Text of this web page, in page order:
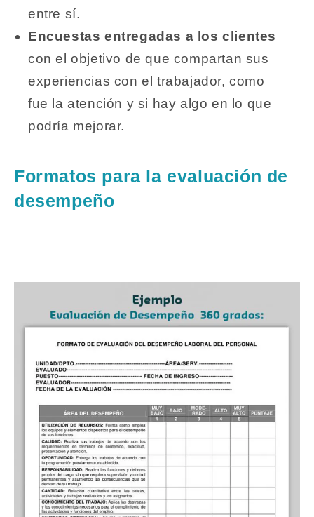
entre sí.
Encuestas entregadas a los clientes
con el objetivo de que compartan sus
experiencias con el trabajador, como
fue la atención y si hay algo en lo que
podría mejorar.
Formatos para la evaluación de
desempeño